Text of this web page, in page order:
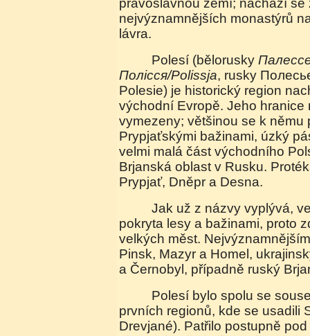
pravoslavnou zemí; nachází se
nejvýznamnějších monastýrů
lávra.
Polesí (bělorusky
Полісся/Polissja, rusky
Polesie) je historický region
východní Evropě. Jeho hranice
vymezeny; většinou se k němu
Prypjaťskými bažinami, úzký
velmi malá část východního
Brjanská oblast v Rusku.
Prypjať, Dněpr a Desna.
Jak už z názvy vyplývá, velká část Polesí je
pokryta lesy a bažinami, proto
velkých měst.
Pinsk, Mazyr a Homel,
a Černobyl, případně ruský
Polesí bylo spolu se sousední Volyní jedním z
prvních regionů, kde se usadili
Drevjané). Patřilo postupně